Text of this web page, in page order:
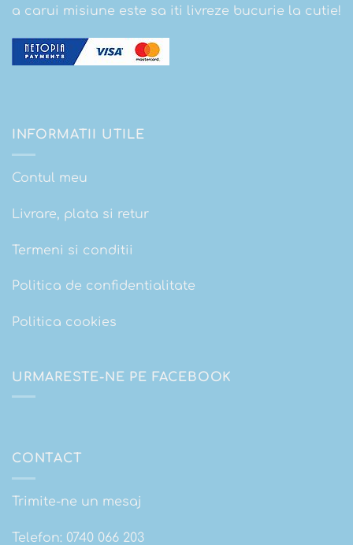
a carui misiune este sa iti livreze bucurie la cutie!
INFORMATII UTILE
Contul meu
Livrare, plata si retur
Termeni si conditii
Politica de confidentialitate
Politica cookies
URMARESTE-NE PE FACEBOOK
CONTACT
Trimite-ne un mesaj
Telefon: 0740 066 203